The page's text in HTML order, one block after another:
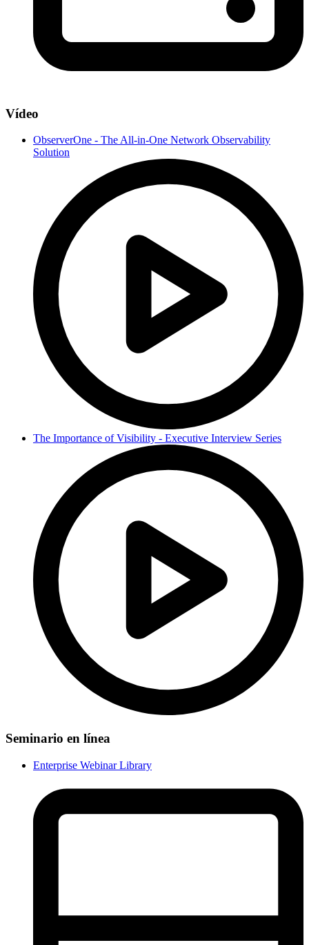
Vídeo
ObserverOne - The All-in-One Network Observability
Solution
The Importance of Visibility - Executive Interview Series
Seminario en línea
Enterprise Webinar Library